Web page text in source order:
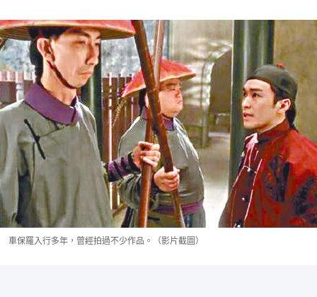
車保羅入行多年，曾經拍過不少作品。（影片截圖）